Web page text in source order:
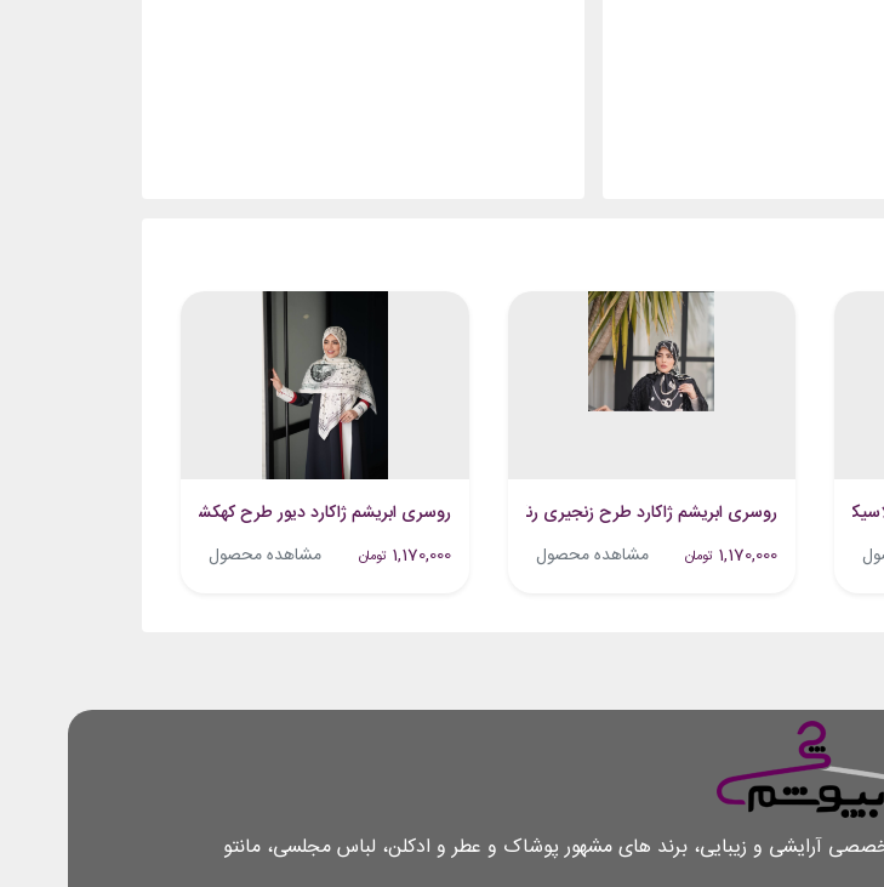
رنگ مشکی طلایی
روسری ابریشم ژاکارد طرح زنجیری رنگ مشکی کرم
1,170,000 تومان مشاهده محصول
روسری ابریشم ژاکارد دیور طرح کهکشان شیری
1,170,000 تومان مشاهده محصول
آرایشی و زیبایی، برند های مشهور پوشاک و عطر و ادکلن، لباس مجلسی، مانتو